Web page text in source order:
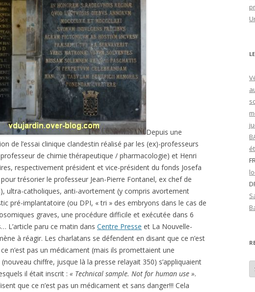
Depuis une
de l’essai clinique clandestin réalisé par les (ex)-professeurs
de chimie thérapeutique / pharmacologie) et Henri
respectivement président et vice-président du fonds Josefa
trésorier le professeur Jean-Pierre Fontanel, ex chef de
ultra-catholiques, anti-avortement (y compris avortement
pré-implantatoire (ou DPI, « tri » des embryons dans le cas de
graves, une procédure difficile et exécutée dans 6
L’article paru ce matin dans Centre Presse et La Nouvelle-
à réagir. Les charlatans se défendent en disant que ce n’est
n’est pas un médicament (mais ils promettaient une
chiffre, jusque là la presse relayait 350) s’appliquaient
il était inscrit : « Technical sample. Not for human use ».
que ce n’est pas un médicament et sans danger!!! Cela